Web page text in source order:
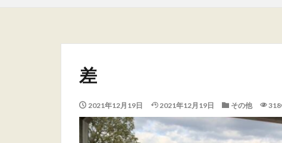
差
2021年12月19日 2021年12月19日 その他